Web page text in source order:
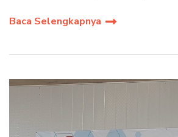
Baca Selengkapnya